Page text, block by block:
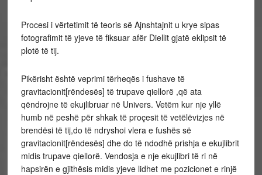
Procesi i vërtetimit të teoris së Ajnshtajnit u krye sipas
fotografimit të yjeve të fiksuar afër Diellit gjatë eklipsit të
plotë të tij.
Pikërisht është veprimi tërheqës i fushave të
gravitacionit[rëndesës] të trupave qiellorë ,që ata
qëndrojne të ekujlibruar në Univers. Vetëm kur nje yllë
humb në peshë për shkak të proçesit të vetëlëvizjes në
brendësi të tij,do të ndryshoi vlera e fushës së
gravitacionit[rëndesës] dhe do të ndodhë prishja e ekujlibrit
midis trupave qiellorë. Vendosja e nje ekujlibri të ri në
hapsirën e gjithësis midis yjeve lidhet me pozicionet e rinjë